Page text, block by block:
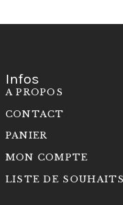
Infos
A PROPOS
CONTACT
PANIER
MON COMPTE
LISTE DE SOUHAITS